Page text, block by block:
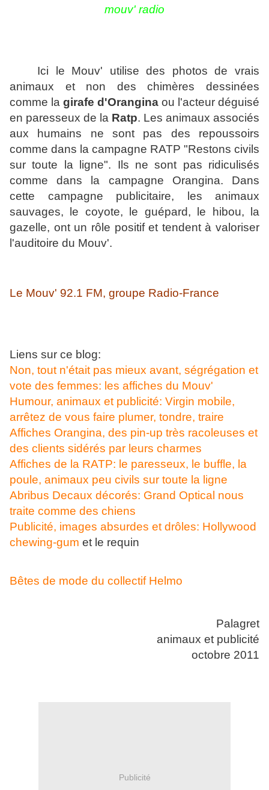
mouv' radio
Ici le Mouv' utilise des photos de vrais
animaux et non des chimères dessinées
comme la girafe d'Orangina ou l'acteur déguisé
en paresseux de la Ratp. Les animaux associés
aux humains ne sont pas des repoussoirs
comme dans la campagne RATP "Restons civils
sur toute la ligne". Ils ne sont pas ridiculisés
comme dans la campagne Orangina. Dans
cette campagne publicitaire, les animaux
sauvages, le coyote, le guépard, le hibou, la
gazelle, ont un rôle positif et tendent à valoriser
l'auditoire du Mouv'.
Le Mouv' 92.1 FM, groupe Radio-France
Liens sur ce blog:
Non, tout n'était pas mieux avant, ségrégation et
vote des femmes: les affiches du Mouv'
Humour, animaux et publicité: Virgin mobile,
arrêtez de vous faire plumer, tondre, traire
Affiches Orangina, des pin-up très racoleuses et
des clients sidérés par leurs charmes
Affiches de la RATP: le paresseux, le buffle, la
poule, animaux peu civils sur toute la ligne
Abribus Decaux décorés: Grand Optical nous
traite comme des chiens
Publicité, images absurdes et drôles: Hollywood
chewing-gum et le requin
Bêtes de mode du collectif Helmo
Palagret
animaux et publicité
octobre 2011
Publicité